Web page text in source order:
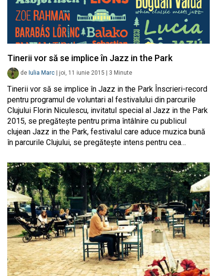
Tinerii vor să se implice în Jazz in the Park
de Iulia Marc | joi, 11 iunie 2015 | 3 Minute
Tinerii vor să se implice în Jazz in the Park Înscrieri-record
pentru programul de voluntari al festivalului din parcurile
Clujului Florin Niculescu, invitatul special al Jazz in the Park
2015, se pregătește pentru prima întâlnire cu publicul
clujean Jazz in the Park, festivalul care aduce muzica bună
în parcurile Clujului, se pregătește intens pentru cea…